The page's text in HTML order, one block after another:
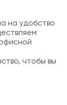
на удобство
чтобы вы